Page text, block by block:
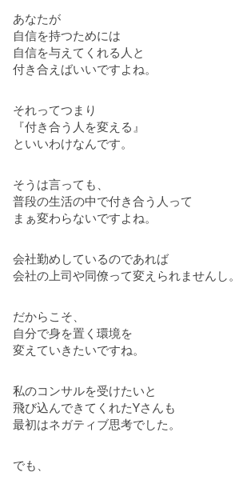
あなたが
自信を持つためには
自信を与えてくれる人と
付き合えばいいですよね。
それってつまり
『付き合う人を変える』
といいわけなんです。
そうは言っても、
普段の生活の中で付き合う人って
まぁ変わらないですよね。
会社勤めしているのであれば
会社の上司や同僚って変えられませんし。
だからこそ、
自分で身を置く環境を
変えていきたいですね。
私のコンサルを受けたいと
飛び込んできてくれたYさんも
最初はネガティブ思考でした。
でも、